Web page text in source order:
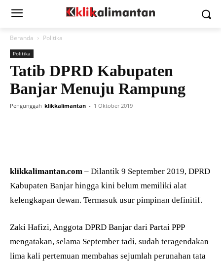
Beranda Politika
Politika
Tatib DPRD Kabupaten
Banjar Menuju Rampung
Pengunggah klikkalimantan - 1 Oktober 2019
klikkalimantan.com – Dilantik 9 September 2019, DPRD
Kabupaten Banjar hingga kini belum memiliki alat
kelengkapan dewan. Termasuk usur pimpinan definitif.
Zaki Hafizi, Anggota DPRD Banjar dari Partai PPP
mengatakan, selama September tadi, sudah teragendakan
lima kali pertemuan membahas sejumlah perunahan tata